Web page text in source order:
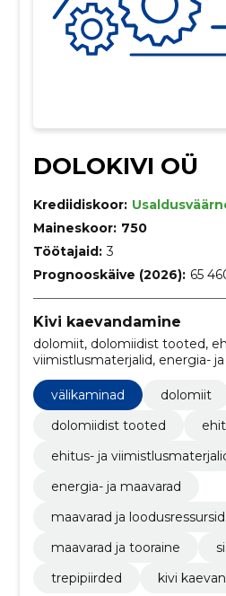
DOLOKIVI OÜ
Krediidiskoor:
Maineskoor: 750
Töötajaid: 3
Prognooskäive (2026): 65
Kivi kaevandamine
dolomiit, dolomiidist tooted,
viimistlusmaterjalid, energia-
Trepipiirded, Välikaminad,
välikaminad
dolomiit
dolomiidist tooted
ehitus- ja
energia- ja maavarad
maavarad ja loodusressursid
maavarad ja tooraine
trepipiirded
kivi